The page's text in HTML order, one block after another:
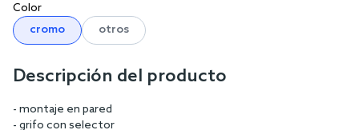
Color
cromo
otros
Descripción del producto
- montaje en pared
- grifo con selector